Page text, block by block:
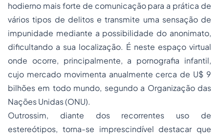
hodierno mais forte de comunicação para a prática de
vários tipos de delitos e transmite uma sensação de
impunidade mediante a possibilidade do anonimato,
dificultando a sua localização. É neste espaço virtual
onde ocorre, principalmente, a pornografia infantil,
cujo mercado movimenta anualmente cerca de U$ 9
bilhões em todo mundo, segundo a Organização das
Nações Unidas (ONU).
Outrossim, diante dos recorrentes uso de
estereótipos, torna-se imprescindível destacar que